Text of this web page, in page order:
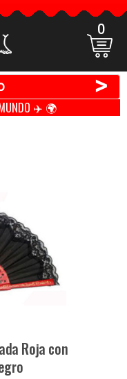
0
>
✈️ 🌍
Roja con